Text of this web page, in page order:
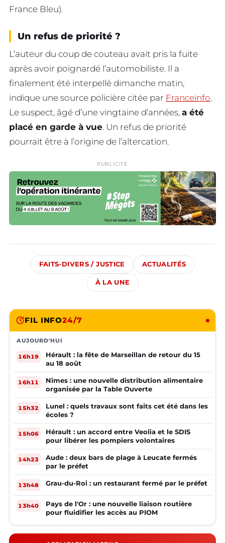
France Bleu).
Un refus de priorité ?
L’auteur du coup de couteau avait pris la fuite
après avoir poignardé l’automobiliste. Il a
finalement été interpellé dimanche matin,
indique une source policière citée par Franceinfo.
Le suspect, âgé d’une vingtaine d’années, a été
placé en garde à vue. Un refus de priorité
pourrait être à l’origine de l’altercation.
PUBLICITÉ
FAITS-DIVERS / JUSTICE ACTUALITÉS
À LA UNE
FIL INFO24/7
AUJOURD'HUI
16h19
Hérault : la fête de Marseillan de retour du 15
au 18 août
16h11
Nîmes : une nouvelle distribution alimentaire
organisée par la Table Ouverte
15h32
Lunel : quels travaux sont faits cet été dans les
écoles ?
15h06
Hérault : un accord entre Veolia et le SDIS
pour libérer les pompiers volontaires
14h23
Aude : deux bars de plage à Leucate fermés
par le préfet
13h48 Grau-du-Roi : un restaurant fermé par le préfet
13h40
Pays de l'Or : une nouvelle liaison routière
pour fluidifier les accès au PIOM